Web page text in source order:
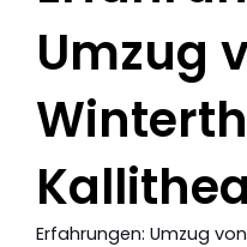
Umzug
Kallithea
Erfahrungen: Umzug